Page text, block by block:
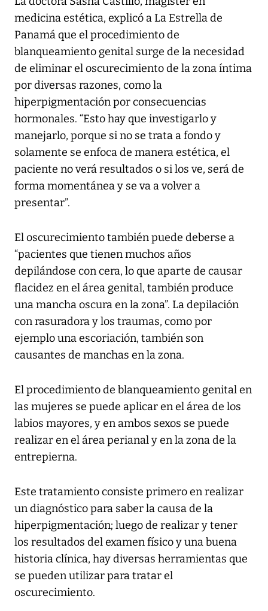
medicina estética, explicó aLa Estrella de
Panamáque el procedimiento de
blanqueamiento genital surge de la necesidad
de eliminar el oscurecimiento de la zona íntima
por diversas razones, como la
hiperpigmentación por consecuencias
hormonales. “Esto hay que investigarlo y
manejarlo, porque si no se trata a fondo y
solamente se enfoca de manera estética, el
paciente no verá resultados o si los ve, será de
forma momentánea y se va a volver a
presentar”.
El oscurecimiento también puede deberse a
“pacientes que tienen muchos años
depilándose con cera, lo que aparte de causar
flacidez en el área genital, también produce
una mancha oscura en la zona”. La depilación
con rasuradora y los traumas, como por
ejemplo una escoriación, también son
causantes de manchas en la zona.
El procedimiento de blanqueamiento genital en
las mujeres se puede aplicar en el área de los
labios mayores, y en ambos sexos se puede
realizar en el área perianal y en la zona de la
entrepierna.
Este tratamiento consiste primero en realizar
un diagnóstico para saber la causa de la
hiperpigmentación; luego de realizar y tener
los resultados del examen físico y una buena
historia clínica, hay diversas herramientas que
se pueden utilizar para tratar el
oscurecimiento.